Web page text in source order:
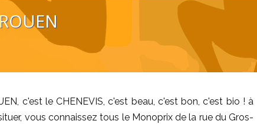
c'est le CHENEVIS, c'est beau, c'est bon, c'est bio ! à
vous connaissez tous le Monoprix de la rue du Gros-